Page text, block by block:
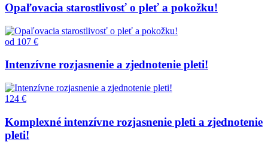
Opaľovacia starostlivosť o pleť a pokožku!
od 107 €
Intenzívne rozjasnenie a zjednotenie pleti!
124 €
Komplexné intenzívne rozjasnenie pleti a zjednotenie
pleti!